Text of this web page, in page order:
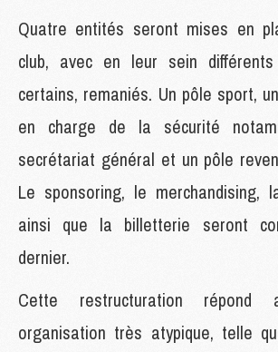
Quatre entités seront mises en
club, avec en leur sein
certains, remaniés. Un pôle sport,
en charge de la sécurité
secrétariat général et un pôle
Le sponsoring, le merchandising,
ainsi que la billetterie seront
dernier.
Cette restructuration
organisation très atypique, telle